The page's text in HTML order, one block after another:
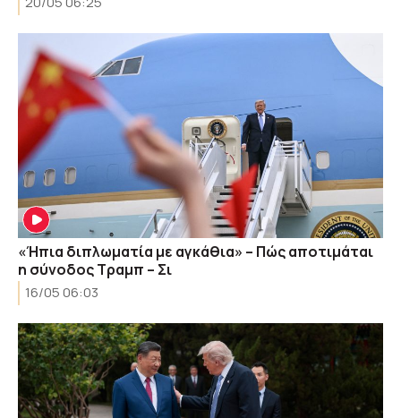
«Ήπια διπλωματία με αγκάθια» – Πώς αποτιμάται
η σύνοδος Τραμπ – Σι
16/05 06:03